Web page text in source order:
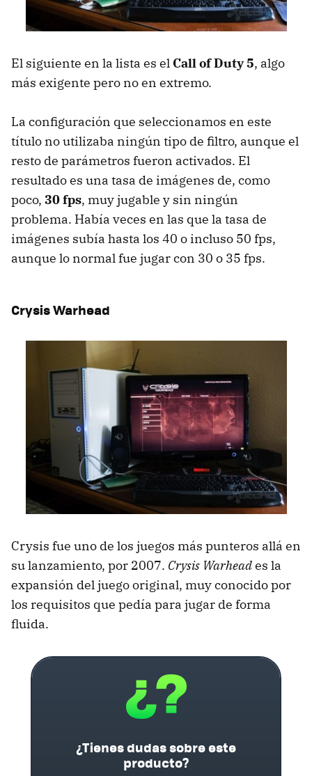
El siguiente en la lista es el Call of Duty 5, algo
más exigente pero no en extremo.
La configuración que seleccionamos en este
título no utilizaba ningún tipo de filtro, aunque el
resto de parámetros fueron activados. El
resultado es una tasa de imágenes de, como
poco, 30 fps, muy jugable y sin ningún
problema. Había veces en las que la tasa de
imágenes subía hasta los 40 o incluso 50 fps,
aunque lo normal fue jugar con 30 o 35 fps.
Crysis Warhead
Crysis fue uno de los juegos más punteros allá en
su lanzamiento, por 2007. Crysis Warheades la
expansión del juego original, muy conocido por
los requisitos que pedía para jugar de forma
fluida.
¿Tienes dudas sobre este
producto?